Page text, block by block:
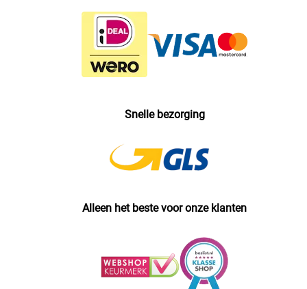
Snelle bezorging
Alleen het beste voor onze klanten